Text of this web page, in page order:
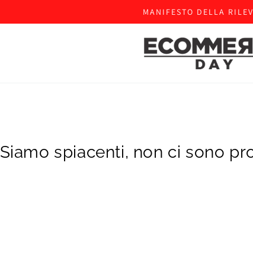
MANIFESTO DELLA
Siamo spiacenti, non ci sono